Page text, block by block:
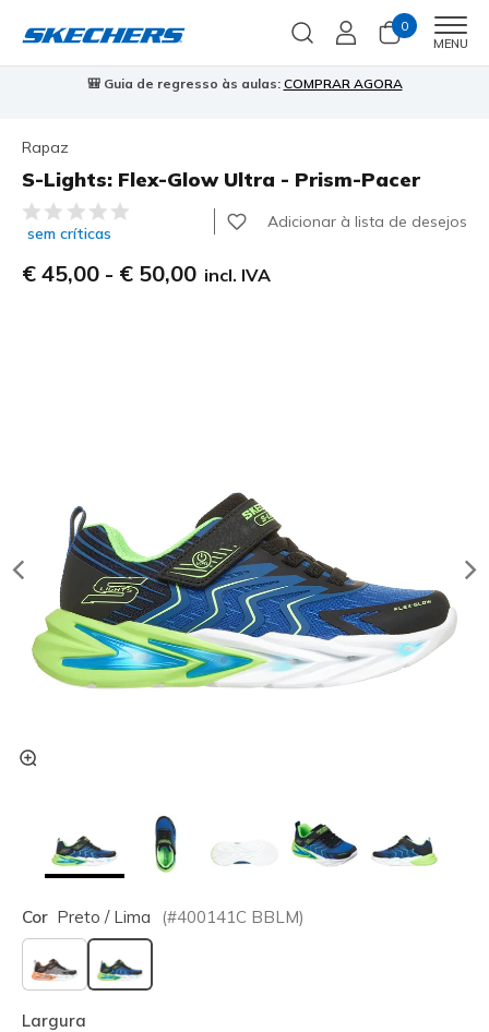
0
MENU
🎒 Guia de regresso às aulas: COMPRAR AGORA
Rapaz
S-Lights: Flex-Glow Ultra - Prism-Pacer
5 de 5 – Classificação do cliente
sem críticas
Adicionar à lista de desejos
€ 45,00 - € 50,00 incl. IVA
Cor Preto / Lima (#400141C BBLM)
selecionado
Largura